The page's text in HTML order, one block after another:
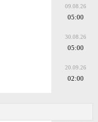
09.08.26
05:00
30.08.26
05:00
20.09.26
02:00